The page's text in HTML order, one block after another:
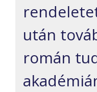
után
román